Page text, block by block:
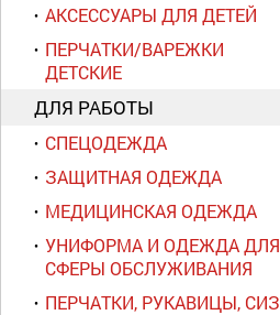
АКСЕССУАРЫ ДЛЯ ДЕТЕЙ
ПЕРЧАТКИ/ВАРЕЖКИ
ДЕТСКИЕ
ДЛЯ РАБОТЫ
СПЕЦОДЕЖДА
ЗАЩИТНАЯ ОДЕЖДА
МЕДИЦИНСКАЯ ОДЕЖДА
УНИФОРМА И ОДЕЖДА ДЛЯ
СФЕРЫ ОБСЛУЖИВАНИЯ
ПЕРЧАТКИ, РУКАВИЦЫ, СИЗ